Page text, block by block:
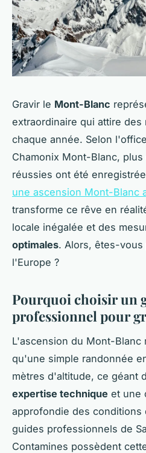
Gravir le Mont-Blanc
extraordinaire qui attire
chaque année. Selon
Chamonix Mont-Blanc,
réussies ont été
une ascension Mont-Blanc
transforme ce rêve en
locale inégalée et des
optimales. Alors, êtes-
l'Europe ?
Pourquoi choisir un
professionnel pour
L'ascension du Mont-Blanc
qu'une simple randonnée
mètres d'altitude, ce géant
expertise technique et une
approfondie des conditions
guides professionnels de
Contamines possèdent